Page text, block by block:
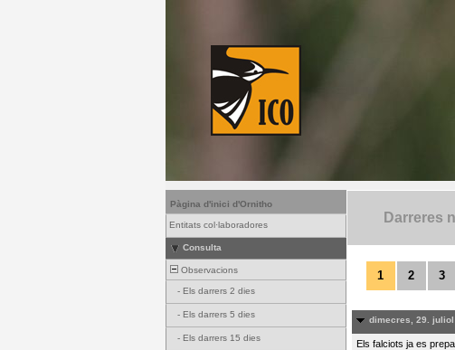
Pàgina d'inici d'Ornitho
Entitats col·laboradores
Consulta
Observacions
- Els darrers 2 dies
- Els darrers 5 dies
- Els darrers 15 dies
Darreres
1 2 3
dimecres, 29. juliol
Els falciots ja es